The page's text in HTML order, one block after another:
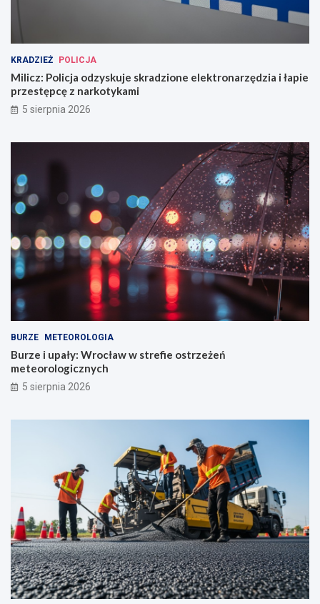
KRADZIEŻ POLICJA
Milicz: Policja odzyskuje skradzione elektronarzędzia i łapie
przestępcę z narkotykami
5 sierpnia 2026
BURZE METEOROLOGIA
Burze i upały: Wrocław w strefie ostrzeżeń
meteorologicznych
5 sierpnia 2026